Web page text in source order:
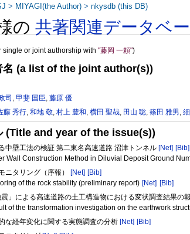
の共著関連データベ
single or joint authorship with"藤岡 一頼")
名 (a list of the joint author(s))
司 ,甲斐 国臣,藤原 優
藤 秀行,和地 敬,村上 豊和,横田 聖哉, 田山 聡,篠田 雅男,
(Title and year of the issue(s))
中壁工法の検証 第二東名高速道路 沼津トンネル [Net] [Bib]
Wall Construction Method in Diluvial Deposit Ground
ニタリング（序報） [Net] [Bib]
of the rock stability (preliminary report) [Net] [Bib]
」による高速道路の土工構造物における変状調査結果の
of the transformation investigation on the earthwork
な経年変化に関する実態調査の分析 [Net] [Bib]
> MIYAGI(the Author) >nkysdb (this DB)